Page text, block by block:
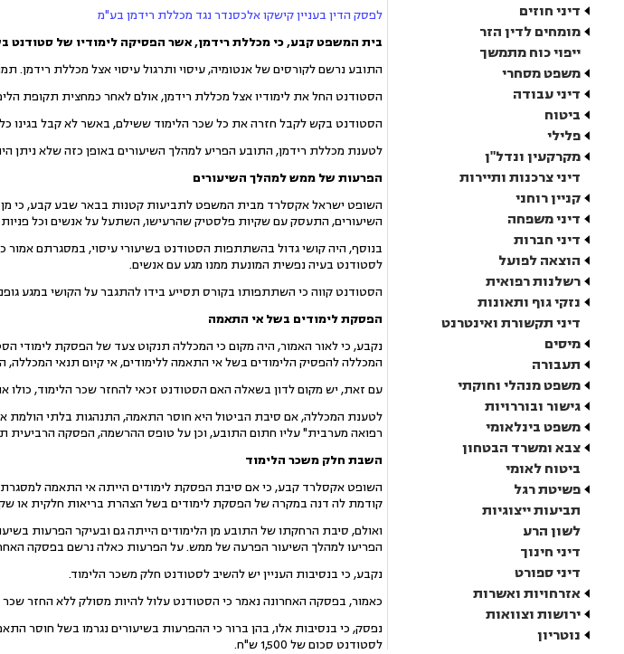
דיני חוזים
מומחים לדין הזר
ייפוי כוח מתמשך
משפט מסחרי
דיני עבודה
ביטוח
פלילי
מקרקעין ונדל"ן
דיני צרכנות ותיירות
קניין רוחני
דיני משפחה
דיני חברות
הוצאה לפועל
רשלנות רפואית
נזקי גוף ותאונות
דיני תקשורת ואינטרנט
מיסים
תעבורה
משפט מנהלי וחוקתי
גישור ובוררויות
משפט בינלאומי
צבא ומשרד הבטחון
ביטוח לאומי
פשיטת רגל
תביעות ייצוגיות
לשון הרע
דיני חינוך
דיני ספורט
אזרחויות ואשרות
ירושות וצוואות
נוטריון
לפסק הדין בעניין קישקו אלכסנדר נגד מכללת רידמן בע"מ
בית המשפט קבע, כי מכללת רידמן, אשר הפסיקה לימודיו של סטודנט בשל הפרעותיו למהלך
התובע נרשם לקורסים של אנטומיה, עיסוי ותרגול עיסוי אצל מכללת רידמן. תמורת הקורסים שילם
הסטודנט החל את לימודיו אצל מכללת רידמן, אולם לאחר כמחצית תקופת
הסטודנט בקש לקבל חזרה את כל שכר הלימוד ששילם, באשר לא קבל בגינו
לטענת מכללת רידמן, התובע הפריע למהלך השיעורים באופן כזה שלא ניתן
הפרעות של ממש למהלך השיעורים
השופט ישראל אקסלרד מבית המשפט לתביעות קטנות בבאר שבע קבע, כי מן
השיעורים, התעסק עם שקיות פלסטיק שהרעישו, השתעל על אנשים וכל פניות
בנוסף, היה קושי גדול בהשתתפות הסטודנט בשיעורי עיסוי, במסגרתם אמור
לסטודנט בעיה נפשית המונעת ממנו מגע עם אנשים.
הסטודנט קווה כי השתתפותו בקורס תסייע בידו להתגבר על הקושי במגע
הפסקת לימודים בשל אי התאמה
נקבע, כי לאור האמור, היה מקום כי המכללה תנקוט צעד של הפסקת
המכללה להפסיק הלימודים בשל אי התאמה ללימודים, אי קיום תנאי
עם זאת, יש מקום לדון בשאלה האם הסטודנט זכאי להחזר שכר הלימוד, כולו
לטענת המכללה, אם סיבת הביטול היא חוסר התאמה, התנהגות בלתי הולמת
רפואה מערבית" עליו חתום התובע, וכן על טופס ההרשמה, הפסקה
השבת חלק משכר הלימוד
השופט אקסלרד קבע, כי אם סיבת הפסקת לימודים הייתה אי התאמה למסגרת,
קודמת לה דנה במקרה של הפסקת לימודים בשל הצהרת בריאות חלקית או
ואולם, סיבת הרחקתו של התובע מן הלימודים הייתה גם ובעיקר הפרעות
הפריעו למהלך השיעור הפרעה של ממש. על הפרעות כאלה נרשם בפסקה
נקבע, כי בנסיבות העניין יש להשיב לסטודנט חלק משכר הלימוד.
כאמור, בפסקה האחרונה נאמר כי הסטודנט עלול להיות מסולק ללא החזר
נפסק, כי בנסיבות אלו, בהן ברור כי ההפרעות בשיעורים נגרמו בשל חוסר
לסטודנט סכום של 1,500 ש"ח.